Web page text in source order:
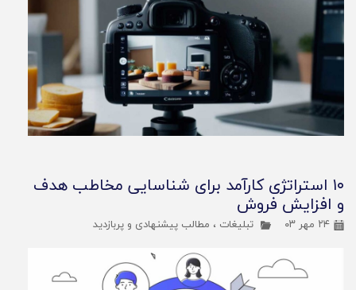
۱۰ استراتژی کارآمد برای شناسایی مخاطب هدف
و افزایش فروش
۲۴ مهر ۰۳ تبلیغات ، مطالب پیشنهادی و پربازدید